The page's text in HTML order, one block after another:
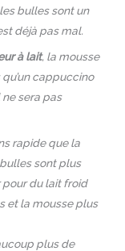
bulles sont un
déjà pas mal.
à lait, la mousse
cappuccino
ne sera pas
rapide que la
sont plus
du lait froid
et la mousse plus
plus de